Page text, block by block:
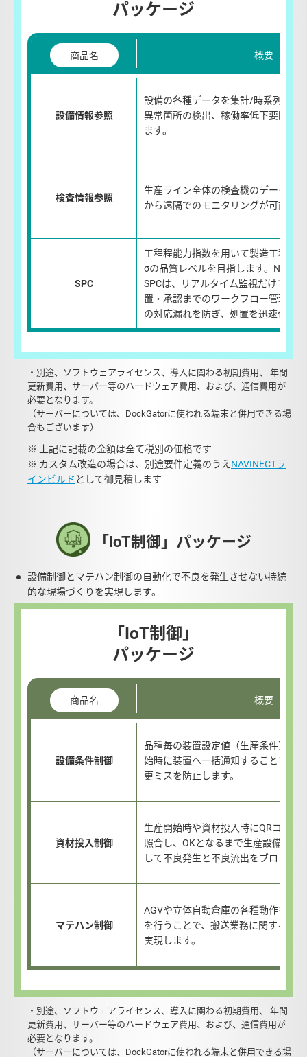
パッケージ
商品名 概要
設備情報参照
設備の各種データを集計/時系列のグ
異常箇所の検出、稼働率低下要因の
ます。
検査情報参照
生産ライン全体の検査機のデータを
から遠隔でのモニタリングが可能で
SPC
工程程能力指数を用いて製造工程の
σの品質レベルを目指します。
SPCは、リアルタイム監視だけでな
置・承認までのワークフロー管理も
の対応漏れを防ぎ、処置を迅速化し
・別途、ソフトウェアライセンス、導入に関わる初期費用、 年間
更新費用、サーバー等のハードウェア費用、および、通信費用が
必要となります。
（サーバーについては、DockGatorに使われる端末と併用できる場
合もございます）
※ 上記に記載の金額は全て税別の価格です
※ カスタム改造の場合は、別途要件定義のうえ NAVINECTラ
インビルド として御見積します
「IoT制御」パッケージ
設備制御とマテハン制御の自動化で不良を発生させない持続
的な現場づくりを実現します。
「IoT制御」
パッケージ
商品名 概要
設備条件制御
品種毎の装置設定値（生産条件）を
始時に装置へ一括通知することで、
更ミスを防止します。
資材投入制御
生産開始時や資材投入時にQRコード
照合し、OKとなるまで生産設備に投
して不良発生と不良流出をブロック
マテハン制御
AGVや立体自動倉庫の各種動作を制
を行うことで、搬送業務に関する一
実現します。
・別途、ソフトウェアライセンス、導入に関わる初期費用、 年間
更新費用、サーバー等のハードウェア費用、および、通信費用が
必要となります。
（サーバーについては、DockGatorに使われる端末と併用できる場